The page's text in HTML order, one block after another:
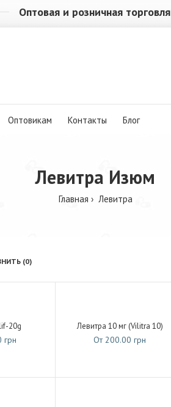
Оптовая и розничная торговля
Оптовикам Контакты Блог
Левитра Изюм
Главная Левитра
(0)
20g
грн
Левитра 10 мг (Vilitra 10)
От 200.00 грн